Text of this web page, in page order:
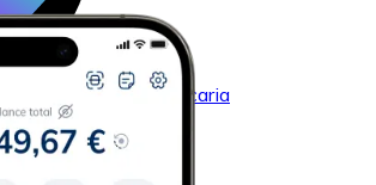
con transferencia bancaria